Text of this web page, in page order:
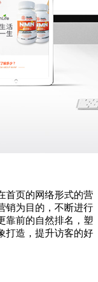
首页的网络形式的营
销为目的，不断进行
靠前的自然排名，塑
打造，提升访客的好